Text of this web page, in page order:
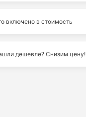
включено в стоимость
дешевле? Снизим цену!